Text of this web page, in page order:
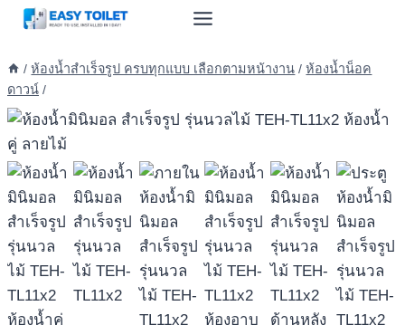
Skip
content
/ ห้องน้ำสำเร็จรูป ครบทุกแบบ เลือกตามหน้างาน / ห้องน้ำน็อค
ดาวน์ /